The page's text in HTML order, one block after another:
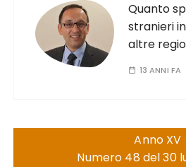
Quanto
stranieri
altre
13 ANNI FA
Anno XV
Numero 48 del 30